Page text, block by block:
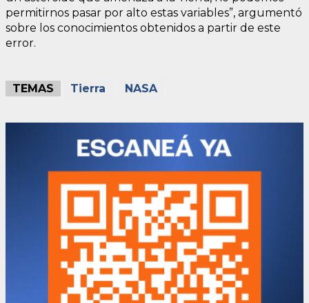
permitirnos pasar por alto estas variables”, argumentó
sobre los conocimientos obtenidos a partir de este
error.
TEMAS Tierra NASA